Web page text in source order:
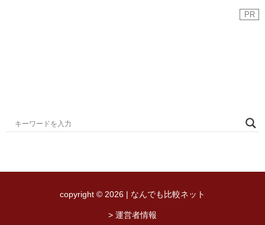
PR
copyright © 2026 | なんでも比較ネット
> 運営者情報